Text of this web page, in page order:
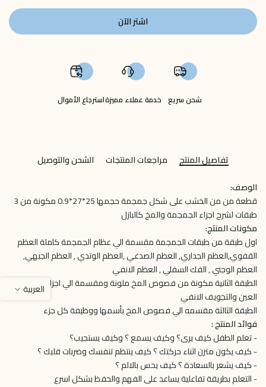
اشتر الآن
شحن سريع خدمة عملاء مميزةاسترجاع الأموال
تفاصيل المنتج مراجعات المنتجات
الشحن والتوصيل
الوصف:
قطعة من من الخشب على شكل جمجمة حجمها 25*27*0.9 مكونة من 3
طبقات لشرح اجزاء الجمجمة والمخ كالبازل
مكونات المنتج:
اول طبقة من طبقات الجمجمة مقسمة الي عظام الجمجمة كاملة العظم
القفوي,العظم الجداري, العظم الصدغي ,العظم الوتدي , العظم الجبهي,
العظم الوجني , الفك السفلي , العظم الانفي
الطبقة الثانية مكونة من فصوص المخ ملونة ومقسمة الي اجزاء ومكان
العين والتجويف الانفي
الطبقة الثالثة مقسمه الي فصوص المخ بأسمها ووظيفة كل جزء
فوائد المنتج :
- تعلم الطفل كيف يرى؟ وكيف يسمع ؟ وكيف يستجيب؟
- كيف يكون متزن اثناء حركتك ؟ كيف ينتظم تنفسك وضربات قلبك ؟
- كيف يشعر بالسعادة ؟ كيف يحس بالالم ؟
- التعلم بطريقة تفاعلية يساعد على الفهم والحفظ بشكل اسرع
العربية